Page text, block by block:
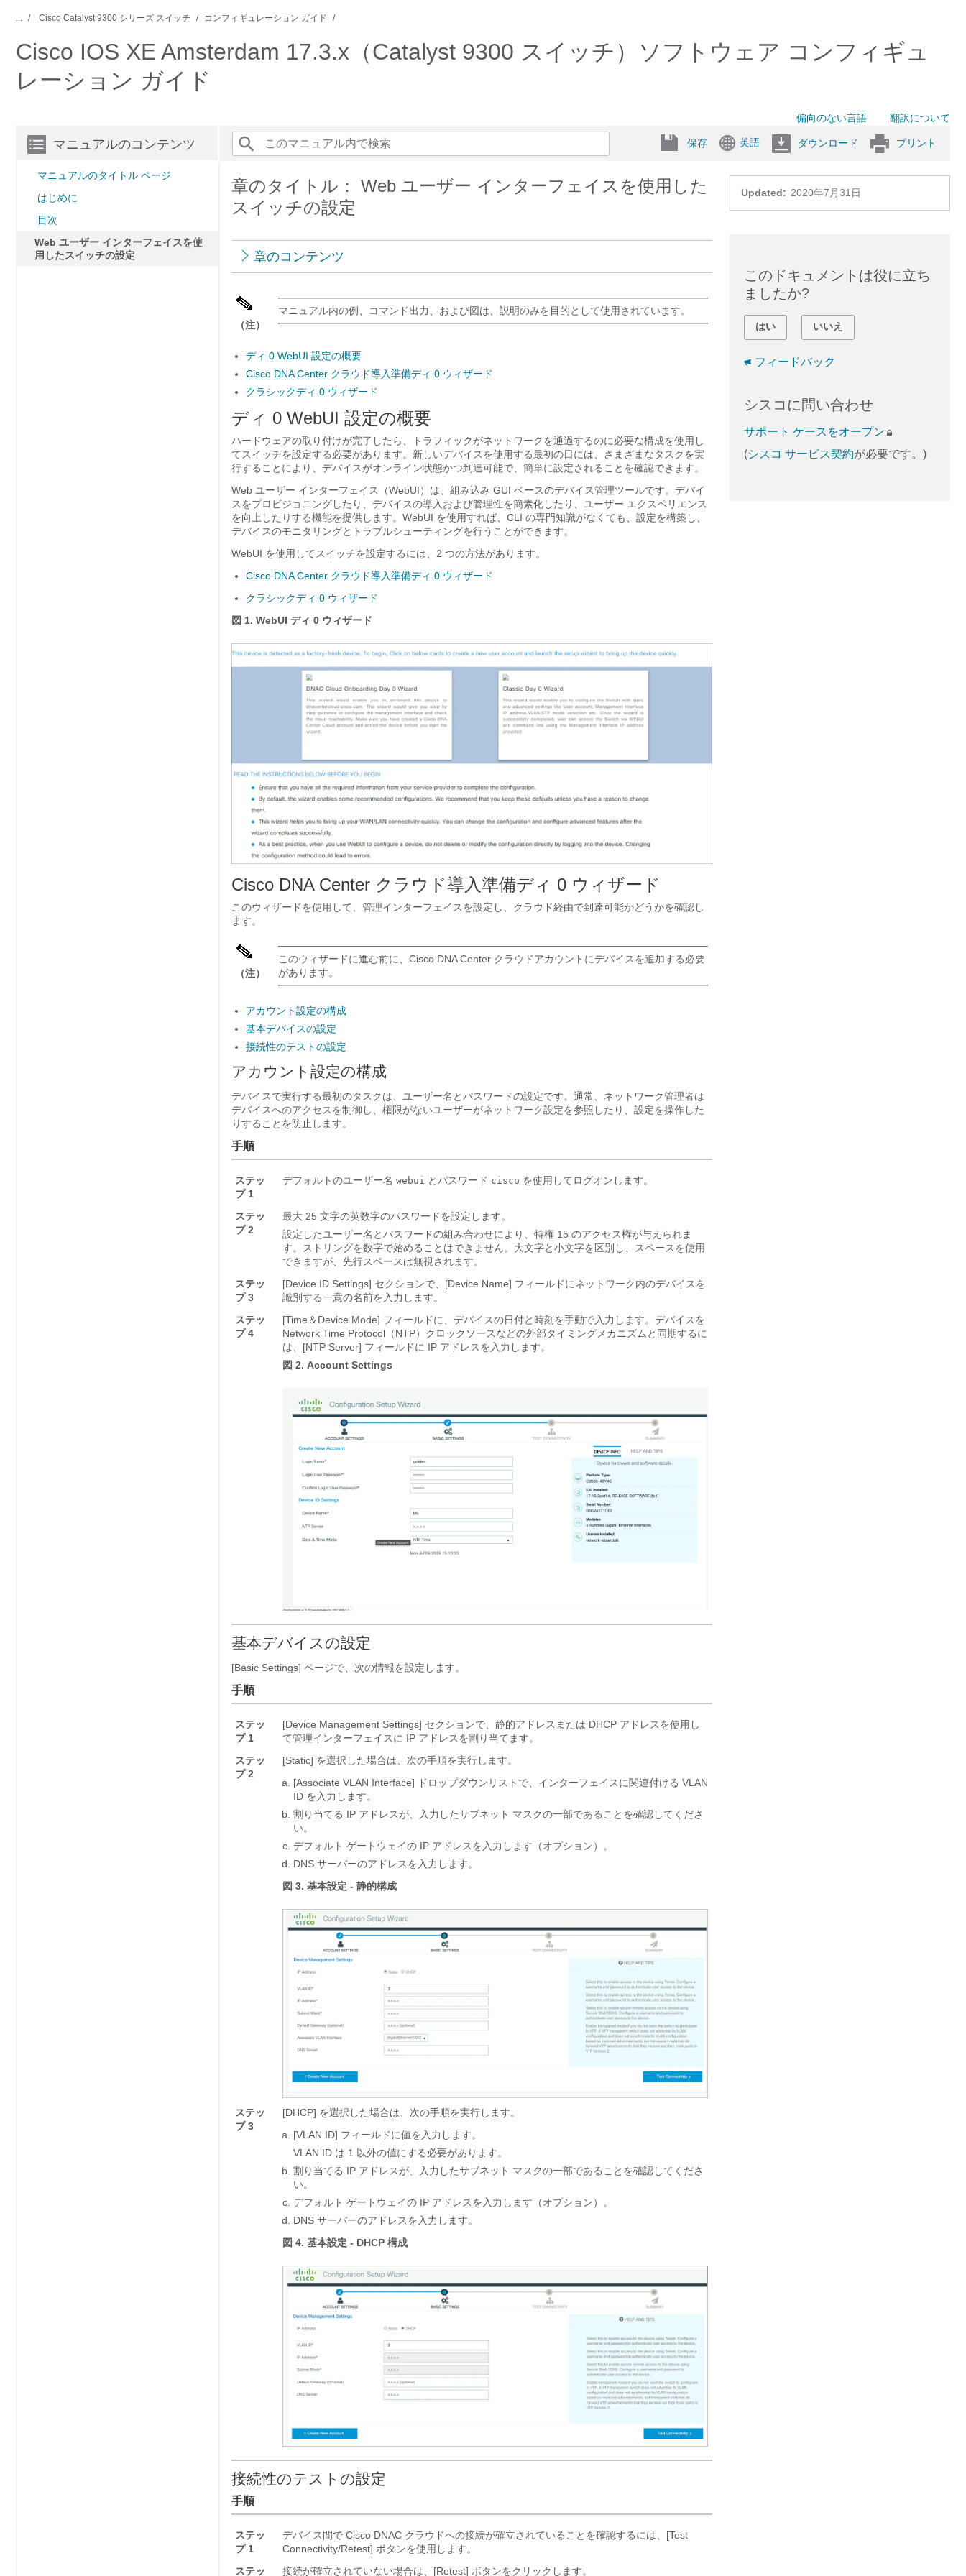
... Cisco Catalyst 9300 シリーズ スイッチ コンフィギュレーション ガイド
Cisco IOS XE Amsterdam 17.3.x（Catalyst 9300 スイッチ）ソフトウェア コンフィギュ
レーション ガイド
偏向のない言語 翻訳について
マニュアルのコンテンツ
マニュアルのタイトル ページ
はじめに
目次
Web ユーザー インターフェイスを使
用したスイッチの設定
保存 英語 ダウンロード プリント
Updated: 2020年7月31日
章のタイトル： Web ユーザー インターフェイスを使用した
スイッチの設定
章のコンテンツ
（注）
マニュアル内の例、コマンド出力、および図は、説明のみを目的として使用されています。
ディ 0 WebUI 設定の概要
Cisco DNA Center クラウド導入準備ディ 0 ウィザード
クラシックディ 0 ウィザード
ディ 0 WebUI 設定の概要
ハードウェアの取り付けが完了したら、トラフィックがネットワークを通過するのに必要な構成を使用し
てスイッチを設定する必要があります。新しいデバイスを使用する最初の日には、さまざまなタスクを実
行することにより、デバイスがオンライン状態かつ到達可能で、簡単に設定されることを確認できます。
Web ユーザー インターフェイス（WebUI）は、組み込み GUI ベースのデバイス管理ツールです。デバイ
スをプロビジョニングしたり、デバイスの導入および管理性を簡素化したり、ユーザー エクスペリエンス
を向上したりする機能を提供します。WebUI を使用すれば、CLI の専門知識がなくても、設定を構築し、
デバイスのモニタリングとトラブルシューティングを行うことができます。
WebUI を使用してスイッチを設定するには、2 つの方法があります。
Cisco DNA Center クラウド導入準備ディ 0 ウィザード
クラシックディ 0 ウィザード
図 1. WebUI ディ 0 ウィザード
Cisco DNA Center クラウド導入準備ディ 0 ウィザード
このウィザードを使用して、管理インターフェイスを設定し、クラウド経由で到達可能かどうかを確認し
ます。
（注）
このウィザードに進む前に、Cisco DNA Center クラウドアカウントにデバイスを追加する必要
があります。
アカウント設定の構成
基本デバイスの設定
接続性のテストの設定
アカウント設定の構成
デバイスで実行する最初のタスクは、ユーザー名とパスワードの設定です。通常、ネットワーク管理者は
デバイスへのアクセスを制御し、権限がないユーザーがネットワーク設定を参照したり、設定を操作した
りすることを防止します。
手順
ステッ
プ 1
デフォルトのユーザー名 webui とパスワード cisco を使用してログオンします。
ステッ
プ 2
最大 25 文字の英数字のパスワードを設定します。
設定したユーザー名とパスワードの組み合わせにより、特権 15 のアクセス権が与えられま
す。ストリングを数字で始めることはできません。大文字と小文字を区別し、スペースを使用
できますが、先行スペースは無視されます。
ステッ
プ 3
[Device ID Settings] セクションで、[Device Name] フィールドにネットワーク内のデバイスを
識別する一意の名前を入力します。
ステッ
プ 4
[Time＆Device Mode] フィールドに、デバイスの日付と時刻を手動で入力します。デバイスを
Network Time Protocol（NTP）クロックソースなどの外部タイミングメカニズムと同期するに
は、[NTP Server] フィールドに IP アドレスを入力します。
図 2. Account Settings
基本デバイスの設定
[Basic Settings] ページで、次の情報を設定します。
手順
ステッ
プ 1
[Device Management Settings] セクションで、静的アドレスまたは DHCP アドレスを使用し
て管理インターフェイスに IP アドレスを割り当てます。
ステッ
プ 2
[Static] を選択した場合は、次の手順を実行します。
[Associate VLAN Interface]
ドロップダウンリストで、インターフェイスに関連付ける VLAN
ID を入力します。
割り当てる IP アドレスが、入力したサブネット マスクの一部であることを確認してくださ
い。
デフォルト ゲートウェイの IP アドレスを入力します（オプション）。
DNS サーバーのアドレスを入力します。
図 3. 基本設定 - 静的構成
ステッ
プ 3
[DHCP] を選択した場合は、次の手順を実行します。
[VLAN ID] フィールドに値を入力します。
VLAN ID は 1 以外の値にする必要があります。
割り当てる IP アドレスが、入力したサブネット マスクの一部であることを確認してくださ
い。
デフォルト ゲートウェイの IP アドレスを入力します（オプション）。
DNS サーバーのアドレスを入力します。
図 4. 基本設定 - DHCP 構成
接続性のテストの設定
手順
ステッ
プ 1
デバイス間で Cisco DNAC クラウドへの接続が確立されていることを確認するには、[Test
Connectivity/Retest] ボタンを使用します。
ステッ
接続が確立されていない場合は、[Retest] ボタンをクリックします。
このドキュメントは役に立ち
ましたか?
はい いいえ
フィードバック
シスコに問い合わせ
サポート ケースをオープン
(シスコ サービス契約が必要です。)